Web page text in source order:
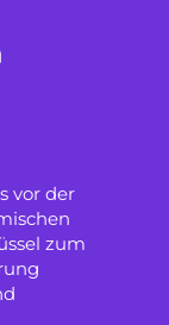
vor der
zum